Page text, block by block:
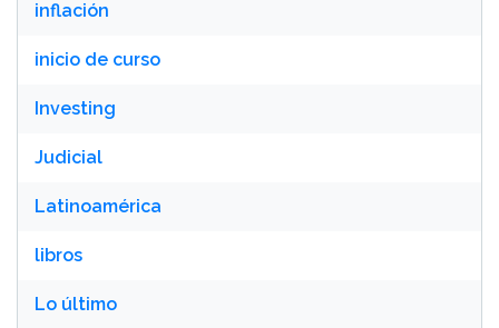
inflación
inicio de curso
Investing
Judicial
Latinoamérica
libros
Lo último